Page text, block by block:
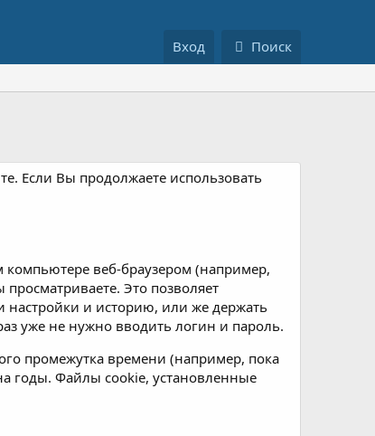
Вход Поиск
Если Вы продолжаете использовать
веб-браузером (например,
Это позволяет
и историю, или же держать
уже не нужно вводить логин и пароль.
промежутка времени (например, пока
годы. Файлы cookie, установленные